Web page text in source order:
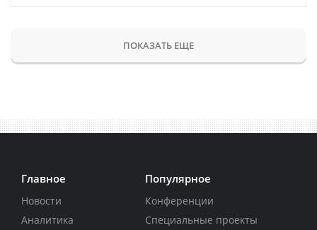
ПОКАЗАТЬ ЕЩЕ
Главное
Новости
Аналитика
Популярное
Конференции
Специальные проекты